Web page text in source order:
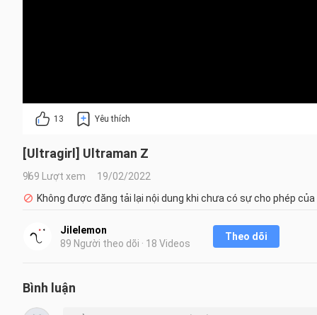
13 Yêu thích
[Ultragirl] Ultraman Z
969 Lượt xem
19/02/2022
Không được đăng tải lại nội dung khi chưa có sự cho phép
Jilelemon
89 Người theo dõi · 18 Videos
Theo dõi
Bình luận